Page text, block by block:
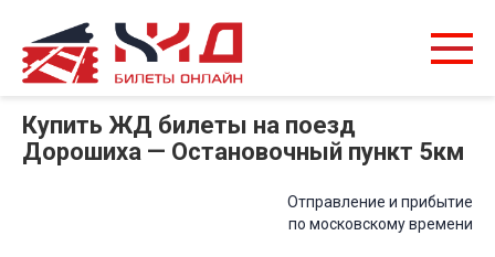
Купить ЖД билеты на поезд
Дорошиха — Остановочный пункт 5км
Отправление и прибытие
по московскому времени